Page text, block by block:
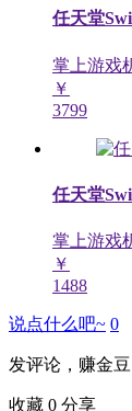
任天堂
掌上游戏
￥
3799
任天堂
掌上游戏
￥
1488
说点什么吧~ 0
发评论，赚金豆
收藏 0 分享